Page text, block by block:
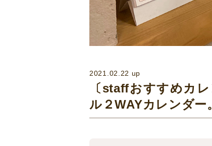
2021.02.22 up
〔staffおすすめカ
ル２WAYカレンダー